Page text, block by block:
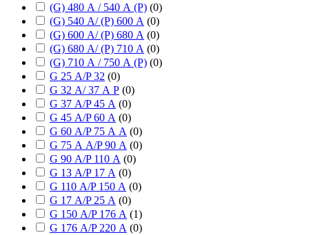
(G) 480 А / 540 А (P) (0)
(G) 540 А/ (P) 600 А (0)
(G) 600 А/ (P) 680 А (0)
(G) 680 А/ (P) 710 А (0)
(G) 710 А / 750 А (P) (0)
G 25 А/P 32 (0)
G 32 А/ 37 А P (0)
G 37 А/P 45 А (0)
G 45 А/P 60 А (0)
G 60 А/P 75 А А (0)
G 75 А А/P 90 А (0)
G 90 А/P 110 А (0)
G 13 А/P 17 А (0)
G 110 А/P 150 А (0)
G 17 А/P 25 А (0)
G 150 А/P 176 А (1)
G 176 А/P 220 А (0)